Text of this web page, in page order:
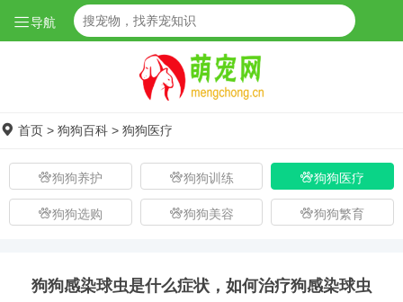
导航
首页 > 狗狗百科 > 狗狗医疗
狗狗养护 狗狗训练 狗狗医疗
狗狗选购 狗狗美容 狗狗繁育
狗狗感染球虫是什么症状，如何治疗狗感染球虫